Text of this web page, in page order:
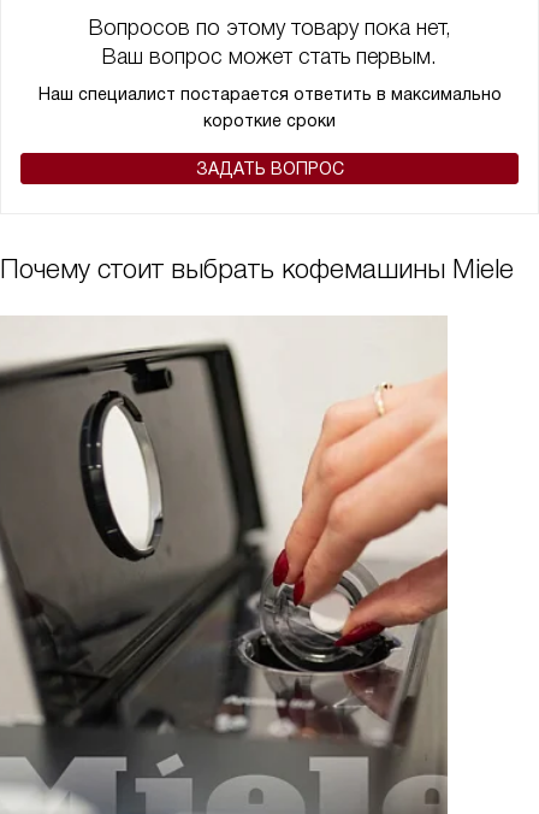
Вопросов по этому товару пока нет,
Ваш вопрос может стать первым.
Наш специалист постарается ответить в максимально
короткие сроки
ЗАДАТЬ ВОПРОС
Почему стоит выбрать кофемашины Miele